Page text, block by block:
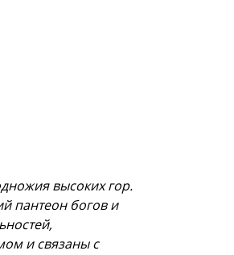
высоких гор.
пантеон богов и
и связаны с